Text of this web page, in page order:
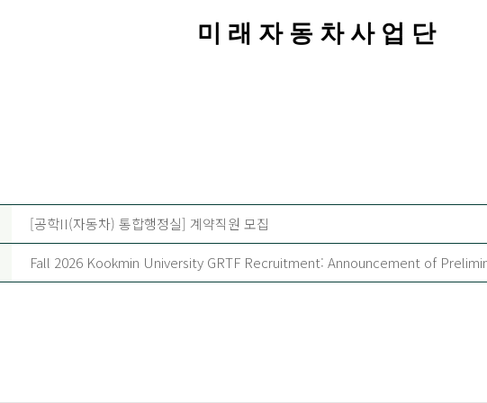
래 자 동 차 사 업 단
[공학II(자동차) 통합행정실] 계약직원 모집
Fall 2026 Kookmin University GRTF Recruitment: Announcement of